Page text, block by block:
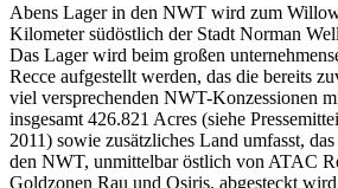
Abens Lager in den NWT wird zum
Kilometer südöstlich der Stadt Norman
Das Lager wird beim großen
Recce aufgestellt werden, das die bereits
viel versprechenden NWT-Konzessionen
insgesamt 426.821 Acres (siehe
2011) sowie zusätzliches Land umfasst,
den NWT, unmittelbar östlich von ATAC
Goldzonen Rau und Osiris, abgesteckt